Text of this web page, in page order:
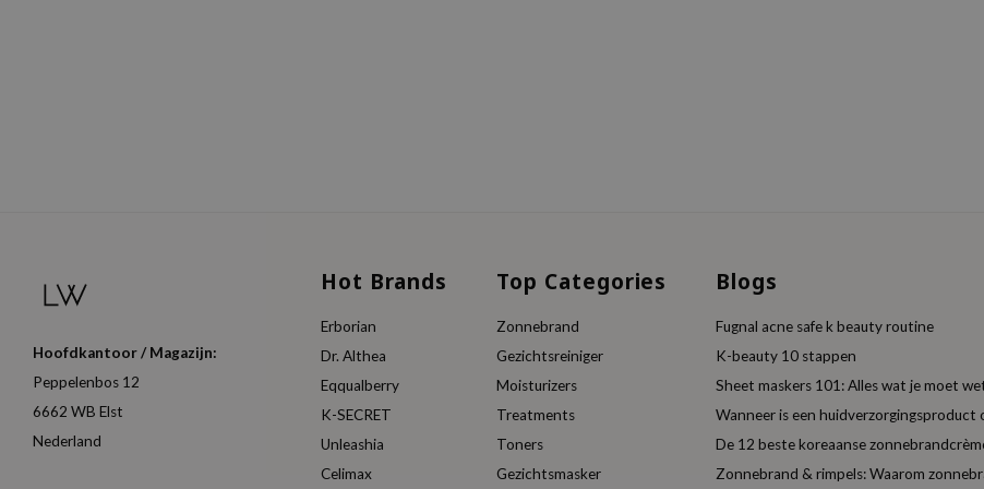
Hoofdkantoor / Magazijn:
Peppelenbos 12
6662 WB Elst
Nederland
Hot Brands
Erborian
Dr. Althea
Eqqualberry
K-SECRET
Unleashia
Celimax
Top Categories
Zonnebrand
Gezichtsreiniger
Moisturizers
Treatments
Toners
Gezichtsmasker
Blogs
Fugnal acne safe k beauty routine
K-beauty 10 stappen
Sheet maskers 101: Alles wat je moet
Wanneer is een huidverzorgingsproduct
De 12 beste koreaanse
Zonnebrand & rimpels: Waarom